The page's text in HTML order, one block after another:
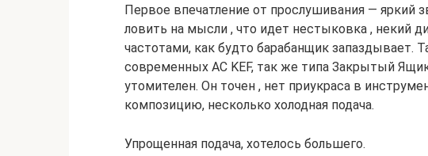
Первое впечатление от прослушивания — яркий
ловить на мысли , что идет нестыковка , некий
частотами, как будто барабанщик запаздывает.
современных АС KEF, так же типа Закрытый
утомителен. Он точен , нет приукраса в
композицию, несколько холодная подача.
Упрощенная подача, хотелось большего.